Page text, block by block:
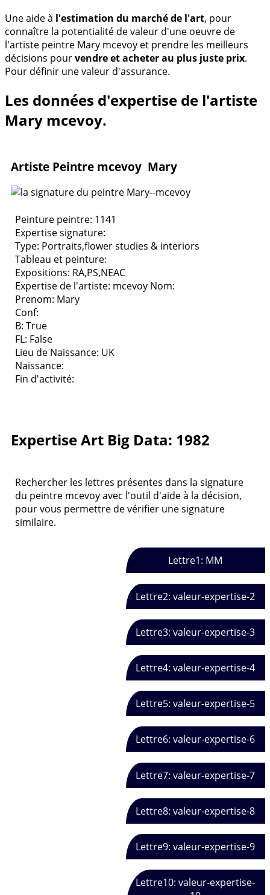
Une aide à l'estimation du marché de l'art, pour
connaître la potentialité de valeur d'une oeuvre de
l'artiste peintre Mary mcevoy et prendre les meilleurs
décisions pourvendre et acheter au plus juste prix.
Pour définir une valeur d'assurance.
Les données d'expertise de l'artiste
Mary mcevoy.
Artiste Peintre mcevoy Mary
Peinture peintre: 1141
Expertise signature:
Type: Portraits,flower studies & interiors
Tableau et peinture:
Expositions: RA,PS,NEAC
Expertise de l'artiste: mcevoy Nom:
Prenom: Mary
Conf:
B: True
FL: False
Lieu de Naissance: UK
Naissance:
Fin d'activité:
Expertise Art Big Data: 1982
Rechercher les lettres présentes dans la signature
du peintre mcevoy avec l'outil d'aide à la décision,
pour vous permettre de vérifier une signature
similaire.
Lettre1: MM
Lettre2: valeur-expertise-2
Lettre3: valeur-expertise-3
Lettre4: valeur-expertise-4
Lettre5: valeur-expertise-5
Lettre6: valeur-expertise-6
Lettre7: valeur-expertise-7
Lettre8: valeur-expertise-8
Lettre9: valeur-expertise-9
Lettre10: valeur-expertise-